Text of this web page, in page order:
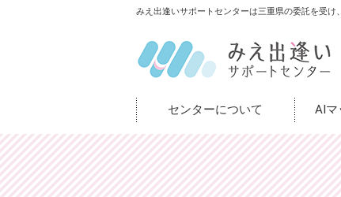
みえ出逢いサポートセンターは三重県の委託を受け
センターについて AIマ